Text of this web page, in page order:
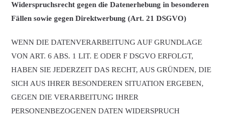
Widerspruchsrecht gegen die Datenerhebung in besonderen
Fällen sowie gegen Direktwerbung (Art. 21 DSGVO)
WENN DIE DATENVERARBEITUNG AUF GRUNDLAGE
VON ART. 6 ABS. 1 LIT. E ODER F DSGVO ERFOLGT,
HABEN SIE JEDERZEIT DAS RECHT, AUS GRÜNDEN, DIE
SICH AUS IHRER BESONDEREN SITUATION ERGEBEN,
GEGEN DIE VERARBEITUNG IHRER
PERSONENBEZOGENEN DATEN WIDERSPRUCH